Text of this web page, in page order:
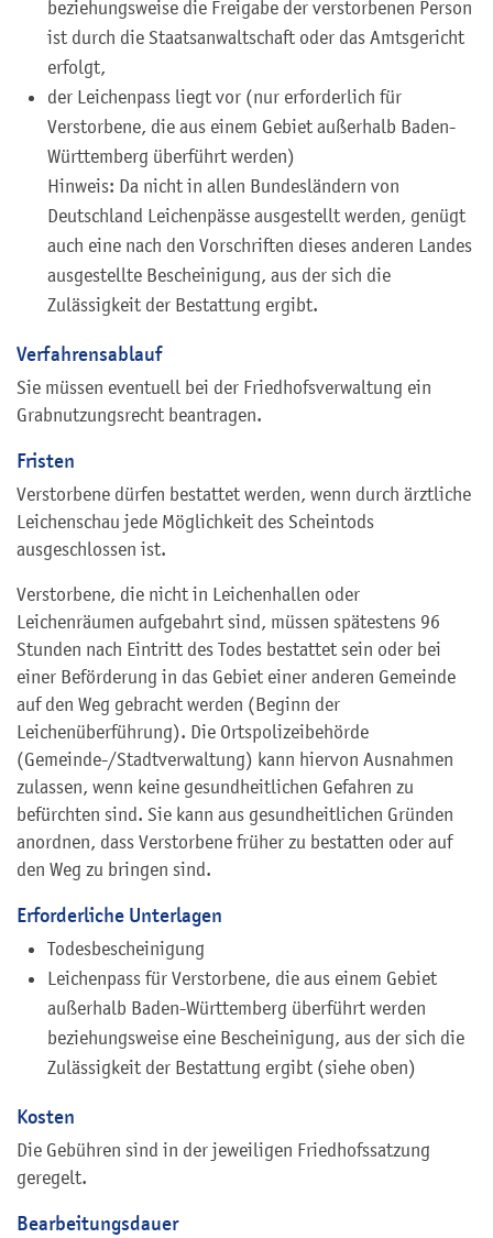
beziehungsweise die Freigabe der verstorbenen Person
ist durch die Staatsanwaltschaft oder das Amtsgericht
erfolgt,
der Leichenpass liegt vor (nur erforderlich für
Verstorbene, die aus einem Gebiet außerhalb Baden-
Württemberg überführt werden)
Hinweis: Da nicht in allen Bundesländern von
Deutschland Leichenpässe ausgestellt werden, genügt
auch eine nach den Vorschriften dieses anderen Landes
ausgestellte Bescheinigung, aus der sich die
Zulässigkeit der Bestattung ergibt.
Verfahrensablauf
Sie müssen eventuell bei der Friedhofsverwaltung ein
Grabnutzungsrecht beantragen.
Fristen
Verstorbene dürfen bestattet werden, wenn durch ärztliche
Leichenschau jede Möglichkeit des Scheintods
ausgeschlossen ist.
Verstorbene, die nicht in Leichenhallen oder
Leichenräumen aufgebahrt sind, müssen spätestens 96
Stunden nach Eintritt des Todes bestattet sein oder bei
einer Beförderung in das Gebiet einer anderen Gemeinde
auf den Weg gebracht werden (Beginn der
Leichenüberführung). Die Ortspolizeibehörde
(Gemeinde-/Stadtverwaltung) kann hiervon Ausnahmen
zulassen, wenn keine gesundheitlichen Gefahren zu
befürchten sind. Sie kann aus gesundheitlichen Gründen
anordnen, dass Verstorbene früher zu bestatten oder auf
den Weg zu bringen sind.
Erforderliche Unterlagen
Todesbescheinigung
Leichenpass für Verstorbene, die aus einem Gebiet
außerhalb Baden-Württemberg überführt werden
beziehungsweise eine Bescheinigung, aus der sich die
Zulässigkeit der Bestattung ergibt (siehe oben)
Kosten
Die Gebühren sind in der jeweiligen Friedhofssatzung
geregelt.
Bearbeitungsdauer